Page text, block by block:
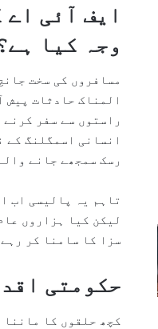
ایف آئی
وجہ کیا
مسافروں کی سخت
راستوں سے سفر
انسانی اسمگلنگ کے
رسک سمجھے جانے
تاہم یہ پالیسی اب
لیکن کیا ہزاروں
سزا کا سامنا کر
حکومتی
کچھ حلقوں کا